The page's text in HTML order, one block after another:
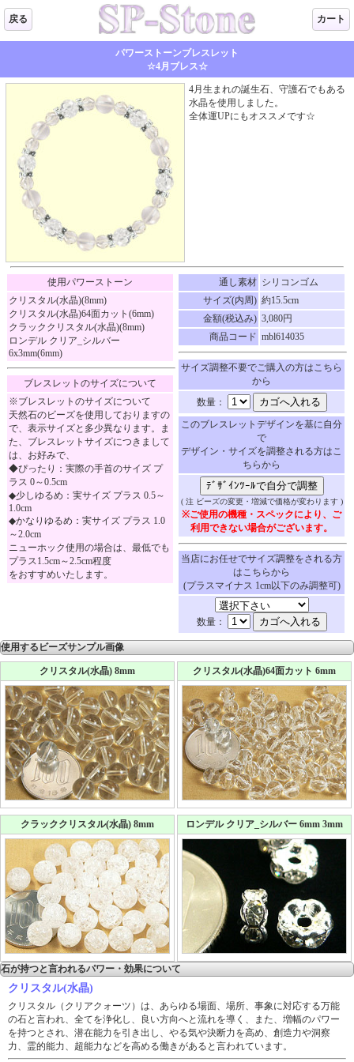
戻る カート
パワーストーンブレスレット
☆4月ブレス☆
4月生まれの誕生石、守護石でもある
水晶を使用しました。
全体運UPにもオススメです☆
使用パワーストーン
クリスタル(水晶)(8mm)
クリスタル(水晶)64面カット(6mm)
クラッククリスタル(水晶)(8mm)
ロンデル クリア_シルバー
6x3mm(6mm)
ブレスレットのサイズについて
※ブレスレットのサイズについて
天然石のビーズを使用しておりますの
で、表示サイズと多少異なります。ま
た、ブレスレットサイズにつきまして
は、お好みで、
◆ぴったり：実際の手首のサイズ プ
ラス 0～0.5cm
◆少しゆるめ：実サイズ プラス 0.5～
1.0cm
◆かなりゆるめ：実サイズ プラス 1.0
～2.0cm
ニューホック使用の場合は、最低でも
プラス1.5cm～2.5cm程度
をおすすめいたします。
通し素材 シリコンゴム
サイズ(内周) 約15.5cm
金額(税込み) 3,080円
商品コード mbl614035
サイズ調整不要でご購入の方はこちら
から
数量：
このブレスレットデザインを基に自分
で
デザイン・サイズを調整される方はこ
ちらから
( 注 ビーズの変更・増減で価格が変わります )
※ご使用の機種・スペックにより、ご
利用できない場合がございます。
当店にお任せでサイズ調整をされる方
はこちらから
(プラスマイナス 1cm以下のみ調整可)
数量：
使用するビーズサンプル画像
クリスタル(水晶) 8mm クリスタル(水晶)64面カット 6mm
クラッククリスタル(水晶) 8mm ロンデル クリア_シルバー 6mm 3mm
石が持つと言われるパワー・効果について
クリスタル(水晶)
クリスタル（クリアクォーツ）は、あらゆる場面、場所、事象に対応する万能
の石と言われ、全てを浄化し、良い方向へと流れを導く、また、増幅のパワー
を持つとされ、潜在能力を引き出し、やる気や決断力を高め、創造力や洞察
力、霊的能力、超能力などを高める働きがあると言われています。